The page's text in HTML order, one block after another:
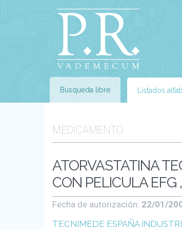
Búsqueda libre Listados
MEDICAMENTO
ATORVASTATINA
CON PELICULA
Fecha de autorización: 22/01/
TECNIMEDE ESPAÑA